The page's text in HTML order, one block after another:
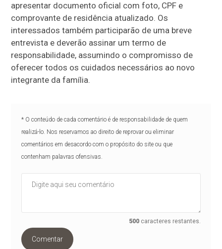
apresentar documento oficial com foto, CPF e
comprovante de residência atualizado. Os
interessados também participarão de uma breve
entrevista e deverão assinar um termo de
responsabilidade, assumindo o compromisso de
oferecer todos os cuidados necessários ao novo
integrante da família.
* O conteúdo de cada comentário é de responsabilidade de quem
realizá-lo. Nos reservamos ao direito de reprovar ou eliminar
comentários em desacordo com o propósito do site ou que
contenham palavras ofensivas.
500 caracteres restantes.
Comentar